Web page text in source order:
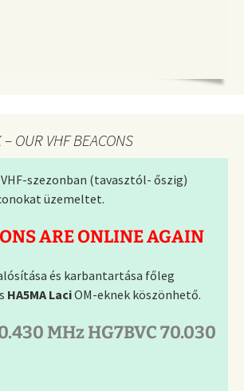
OUR VHF BEACONS
szezonban (tavasztól- őszig)
üzemeltet.
ARE ONLINE AGAIN
és karbantartása főleg
HA5MA LaciOM-eknek köszönhető.
MHz HG7BVC 70.030